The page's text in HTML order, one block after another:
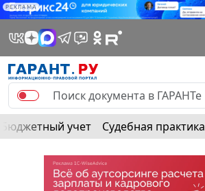
РЕКЛАМА
Бюджетный учет Судебная практика